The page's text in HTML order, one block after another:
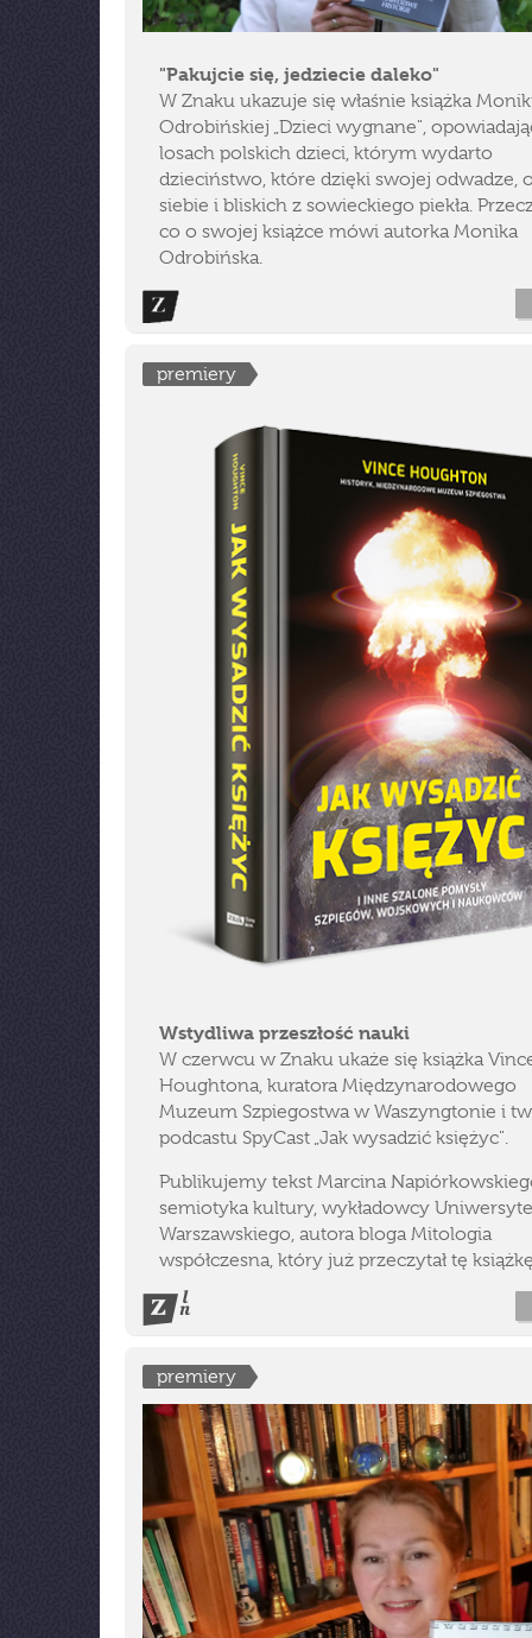
"Pakujcie się, jedziecie daleko"
W Znaku ukazuje się właśnie książka
Odrobińskiej „Dzieci wygnane",
losach polskich dzieci, którym wydarto
dzieciństwo, które dzięki swojej odwadze,
siebie i bliskich z sowieckiego piekła.
co o swojej książce mówi autorka Monika
Odrobińska.
premiery
Wstydliwa przeszłość nauki
W czerwcu w Znaku ukaże się książka
Houghtona, kuratora Międzynarodowego
Muzeum Szpiegostwa w Waszyngtonie i
podcastu SpyCast „Jak wysadzić księżyc".
Publikujemy tekst Marcina
semiotyka kultury, wykładowcy
Warszawskiego, autora bloga Mitologia
współczesna, który już przeczytał tę
premiery